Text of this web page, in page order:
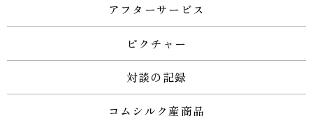
アフターサービス
ピクチャー
対談の記録
コムシルク産商品